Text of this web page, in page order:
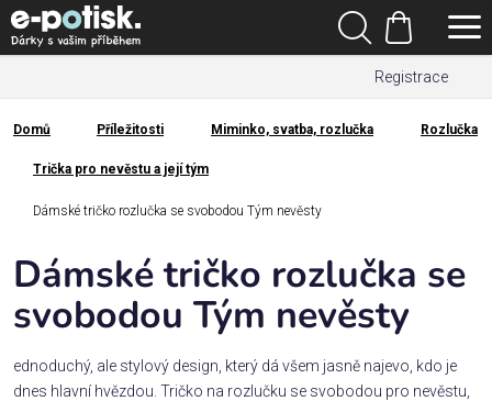
Přejít
na
obsah
Registrace
Hledat
Nákupní
košík
Kategorie
pro
Rodina
Láska
Domů
Domů Příležitosti Miminko, svatba, rozlučka Rozlučka
Trička pro nevěstu a její tým
Dámské tričko rozlučka se svobodou Tým nevěsty
Dámské tričko rozlučka se
svobodou Tým nevěsty
ednoduchý, ale stylový design, který dá všem jasně najevo, kdo je
dnes hlavní hvězdou. Tričko na rozlučku se svobodou pro nevěstu,